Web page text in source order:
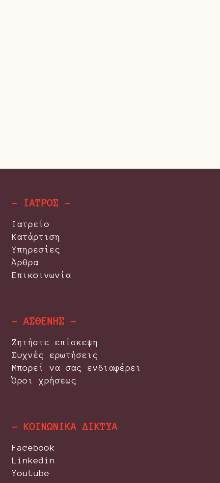
- ΙΑΤΡΟΣ -
Ιατρείο
Κατάρτιση
Υπηρεσίες
Άρθρα
Επικοινωνία
- ΑΣΘΕΝΗΣ -
Ζητήστε επίσκεψη
Συχνές ερωτήσεις
Μπορεί να σας ενδιαφέρει
Όροι χρήσεως
- ΚΟΙΝΩΝΙΚΑ ΔΙΚΤΥΑ
Facebook
Linkedin
Youtube